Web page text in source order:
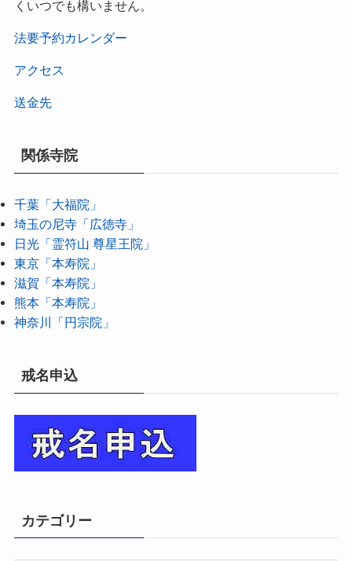
くいつでも構いません。
法要予約カレンダー
アクセス
送金先
関係寺院
千葉「大福院」
埼玉の尼寺「広徳寺」
日光「霊符山 尊星王院」
東京「本寿院」
滋賀「本寿院」
熊本「本寿院」
神奈川「円宗院」
戒名申込
カテゴリー